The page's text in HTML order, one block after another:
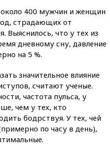
около 400 мужчин и женщин
страдающих от
Выяснилось, что у тех из
дневному сну, давление
на 5 %.
значительное влияние
считают ученые.
частота пульса, у
чем у тех, кто
бодрствуя. У тех, чей
по часу в день),